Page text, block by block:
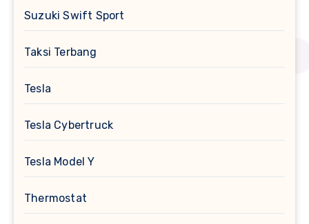
Suzuki Swift Sport
Taksi Terbang
Tesla
Tesla Cybertruck
Tesla Model Y
Thermostat